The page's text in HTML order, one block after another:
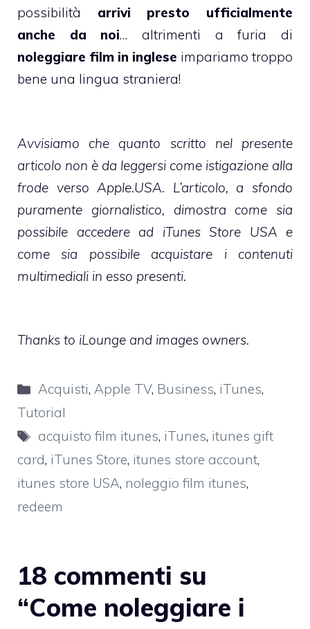
possibilità arrivi presto ufficialmente
anche da noi… altrimenti a furia di
noleggiare film in inglese impariamo troppo
bene una lingua straniera!
Avvisiamo che quanto scritto nel presente
articolo non è da leggersi come istigazione alla
frode verso Apple.USA. L’articolo, a sfondo
puramente giornalistico, dimostra come sia
possibile accedere ad iTunes Store USA e
come sia possibile acquistare i contenuti
multimediali in esso presenti.
Thanks to iLounge and images owners.
Categorie
Acquisti,Apple TV, Business, iTunes,
Tutorial
Tag
acquisto film itunes, iTunes, itunes gift
card, iTunes Store, itunes store account,
itunes store USA, noleggio film itunes,
redeem
18 commenti su
“Come noleggiare i